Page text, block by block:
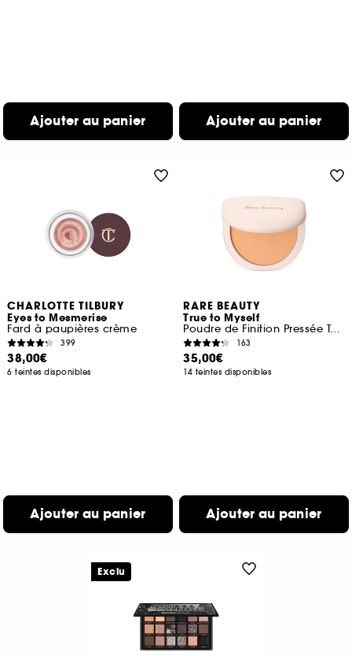
Ajouter au panier Ajouter au panier
CHARLOTTE TILBURY
Eyes to Mesmerise
Fard à paupières crème
399
38,00€
6 teintes disponibles
Ajouter au panier
RARE BEAUTY
True to Myself
Poudre de Finition Pressée Teintée
163
35,00€
14 teintes disponibles
Ajouter au panier
Exclu